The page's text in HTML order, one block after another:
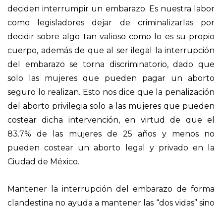
deciden interrumpir un embarazo. Es nuestra labor
como legisladores dejar de criminalizarlas por
decidir sobre algo tan valioso como lo es su propio
cuerpo, además de que al ser ilegal la interrupción
del embarazo se torna discriminatorio, dado que
solo las mujeres que pueden pagar un aborto
seguro lo realizan. Esto nos dice que la penalización
del aborto privilegia solo a las mujeres que pueden
costear dicha intervención, en virtud de que el
83.7% de las mujeres de 25 años y menos no
pueden costear un aborto legal y privado en la
Ciudad de México.
Mantener la interrupción del embarazo de forma
clandestina no ayuda a mantener las “dos vidas” sino